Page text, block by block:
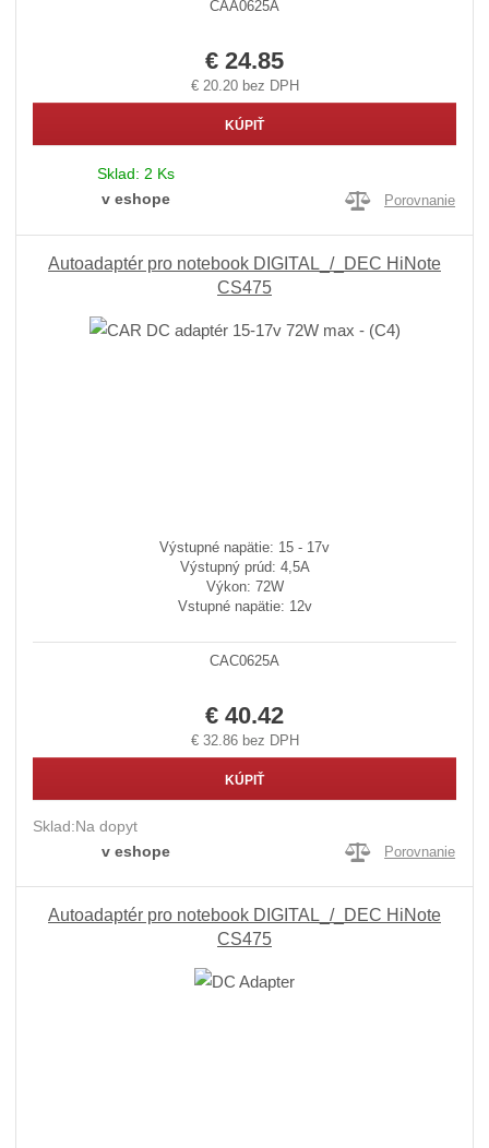
CAA0625A
€ 24.85
€ 20.20 bez DPH
KÚPIŤ
Sklad: 2 Ks
v eshope
Porovnanie
Autoadaptér pro notebook DIGITAL_/_DEC HiNote
CS475
Výstupné napätie: 15 - 17v
Výstupný prúd: 4,5A
Výkon: 72W
Vstupné napätie: 12v
CAC0625A
€ 40.42
€ 32.86 bez DPH
KÚPIŤ
Sklad:Na dopyt
v eshope
Porovnanie
Autoadaptér pro notebook DIGITAL_/_DEC HiNote
CS475